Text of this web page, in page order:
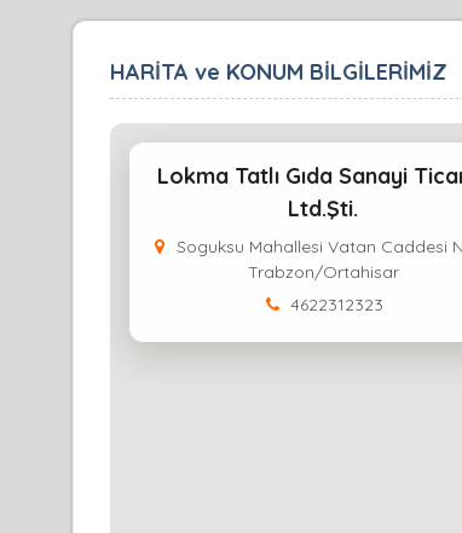
HARİTA ve KONUM BİLGİLERİMİZ
Lokma Tatlı Gıda Sanayi
Ltd.Şti.
Soguksu Mahallesi Vatan Caddesi
Trabzon/Ortahisar
4622312323